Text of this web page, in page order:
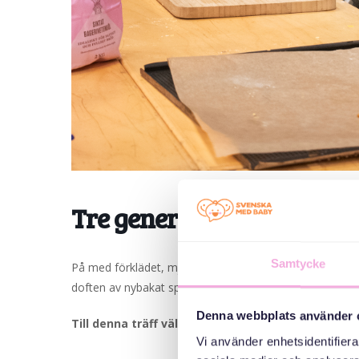
Samtycke
Denna webbplats använder
Vi använder
Tre generationer möts:
På med förklädet, mjöla in händerna och häng med
doften av nybakat sprider sig i luften. Och det bästa av
Till denna träff välkomnar vi småbarnsfamiljer